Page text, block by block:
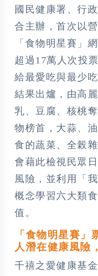
國民健康署、行
合主辦，首次以
「食物明星賽」
超過17萬人次投
給最愛吃與最少
結果出爐，由高
乳、豆腐、核桃
物榜首，大蒜、
食的蔬菜、全榖
會藉此檢視民眾
風險，並利用「
概念學習六大類
值。
「食物明星賽」
人潛在健康風險
千禧之愛健康基